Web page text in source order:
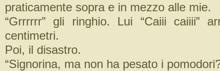
praticamente sopra e in mezzo alle mie.
“Grrrrrr” gli ringhio. Lui “Caiii caiiii”
centimetri.
Poi, il disastro.
“Signorina, ma non ha pesato i